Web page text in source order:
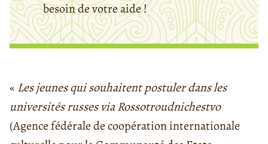
besoin de votre aide !
« Les jeunes qui souhaitent postuler dans les
universités russes via Rossotroudnichestvo
(Agence fédérale de coopération internationale